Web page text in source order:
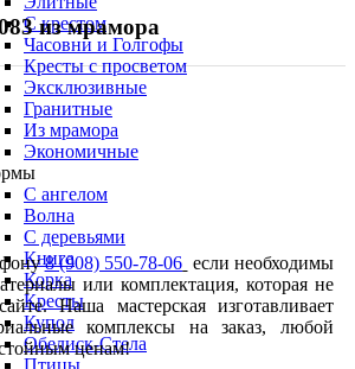
С крестом
Часовни и Голгофы
Кресты с просветом
Эксклюзивные
Гранитные
Из мрамора
Экономичные
С ангелом
Волна
С деревьями
Книга
Корка
Кресты
Купол
Обелиск-Стела
Птицы
из мрамора
8 (908) 550-78-06 если необходимы
или комплектация, которая не
Наша мастерская изготавливает
комплексы на заказ, любой
ценам!